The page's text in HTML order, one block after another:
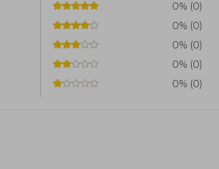
0% (0)
0% (0)
0% (0)
0% (0)
0% (0)